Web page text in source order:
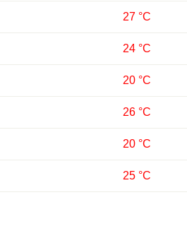
27 °C
24 °C
20 °C
26 °C
20 °C
25 °C